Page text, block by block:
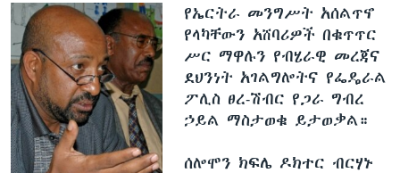
የኤርትራ መንግሥት አሰልጥኖ
የላካቸውን አሸባሪዎች በቁጥጥር
ሥር ማዋሉን የብሄራዊ መረጃና
ደህንነት አገልግሎትና የፌዴራል
ፖሊስ ፀረ-ሽብር የጋራ ግብረ
ኃይል ማስታወቁ ይታወቃል።
ሰሎሞን ክፍሌ ዶክተር ብርሃኑ